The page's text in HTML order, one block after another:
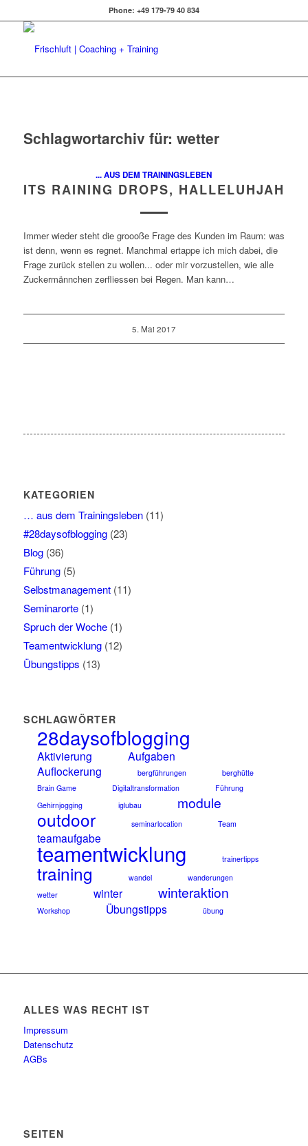
Phone: +49 179-79 40 834
Schlagwortarchiv für: wetter
... AUS DEM TRAININGSLEBEN
ITS RAINING DROPS, HALLELUHJAH
Immer wieder steht die groooße Frage des Kunden im Raum: was
ist denn, wenn es regnet. Manchmal ertappe ich mich dabei, die
Frage zurück stellen zu wollen... oder mir vorzustellen, wie alle
Zuckermännchen zerfliessen bei Regen. Man kann…
5. Mai 2017
KATEGORIEN
… aus dem Trainingsleben(11)
#28daysofblogging(23)
Blog(36)
Führung(5)
Selbstmanagement(11)
Seminarorte(1)
Spruch der Woche(1)
Teamentwicklung(12)
Übungstipps (13)
SCHLAGWÖRTER
28daysofblogging
Aktivierung
Aufgaben
Auflockerung
bergführungen
berghütte
Brain Game
Digitaltransformation
Führung
Gehirnjogging
iglubau module
outdoor seminarlocation Team
teamaufgabe
teamentwicklung trainertipps
training wandel
wanderungen
wetter
winter winteraktion
Workshop Übungstipps übung
ALLES WAS RECHT IST
Impressum
Datenschutz
AGBs
SEITEN